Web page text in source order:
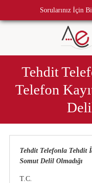
Sorularınız İçin
Tehdit
Telefon
Tehdit Telefonla Tehdit
Somut Delil Olmadığı
T.C.